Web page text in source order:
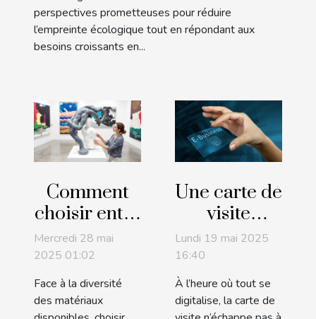
perspectives prometteuses pour réduire
l’empreinte écologique tout en répondant aux
besoins croissants en...
Comment
choisir entre
une poupée
en silicone
et une en
TPE ?
Mercredi 28 mai
2025 01:02
Face à la diversité
des matériaux
Une carte de
visite
virtuelle
peut-elle
marcher
sans QR
Lundi 19 mai 2025
16:40
À l’heure où tout se
digitalise, la carte de